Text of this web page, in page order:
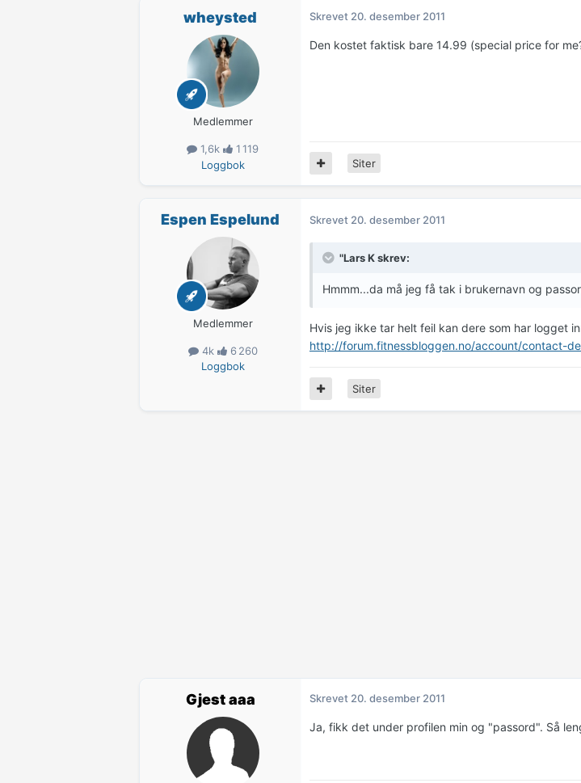
wheysted
Medlemmer
1,6k
1 119
Loggbok
Skrevet 20. desember 2011
Den kostet faktisk bare 14.99 (special price for
Siter
Espen Espelund
Medlemmer
4k
6 260
Loggbok
Skrevet 20. desember 2011
"Lars K skrev:
Hmmm...da må jeg få tak i brukernavn og
Hvis jeg ikke tar helt feil kan dere som har logget
http://forum.fitnessbloggen.no/account/contact-
Siter
Gjest aaa Skrevet 20. desember 2011
Ja, fikk det under profilen min og "passord". Så